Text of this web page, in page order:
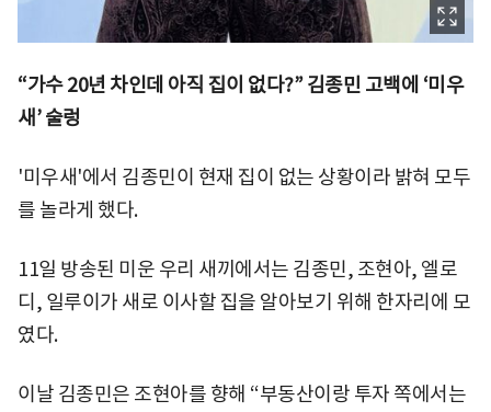
“가수 20년 차인데 아직 집이 없다?” 김종민 고백에 ‘미우
새’ 술렁
'미우새'에서 김종민이 현재 집이 없는 상황이라 밝혀 모두
를 놀라게 했다.
11일 방송된 미운 우리 새끼에서는 김종민, 조현아, 엘로
디, 일루이가 새로 이사할 집을 알아보기 위해 한자리에 모
였다.
이날 김종민은 조현아를 향해 “부동산이랑 투자 쪽에서는